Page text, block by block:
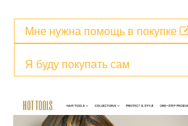
Я буду покупать сам
Мне нужна помощь в покупке